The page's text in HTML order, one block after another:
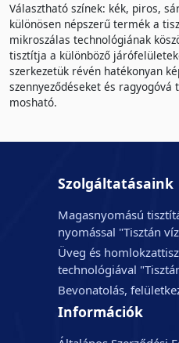
Választható színek: kék, piros,
különösen népszerű termék a
mikroszálas technológiának
tisztítja a különböző
szerkezetük révén hatékonyan
szennyeződéseket és
mosható.
Szolgáltatásaink
Magasnyomású
nyomással "Tisztán
Üveg és
technológiával
Bevonatolás,
Információk